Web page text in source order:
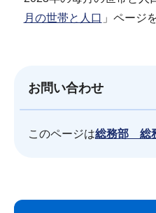
月の世帯と人口 」ページ
お問い合わせ
このページは総務部 総